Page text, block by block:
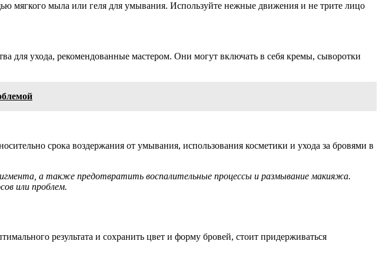
мягкого мыла или геля для умывания. Используйте нежные движения и не трите лицо
для ухода, рекомендованные мастером. Они могут включать в себя кремы, сыворотки
срока воздержания от умывания, использования косметики и ухода за бровями в
а также предотвратить воспалительные процессы и размывание макияжа.
или проблем.
результата и сохранить цвет и форму бровей, стоит придерживаться